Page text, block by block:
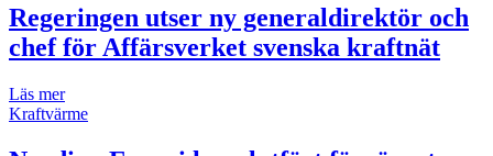
Regeringen utser ny generaldirektör och
chef för Affärsverket svenska kraftnät
Läs mer
Kraftvärme